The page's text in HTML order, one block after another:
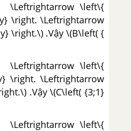
\Leftrightarrow \left\{
\right. \Leftrightarrow
\right.\) .Vậy \(B\left( {
\Leftrightarrow \left\{
\right. \Leftrightarrow
.Vậy \(C\left( {3;1}
\Leftrightarrow \left\{